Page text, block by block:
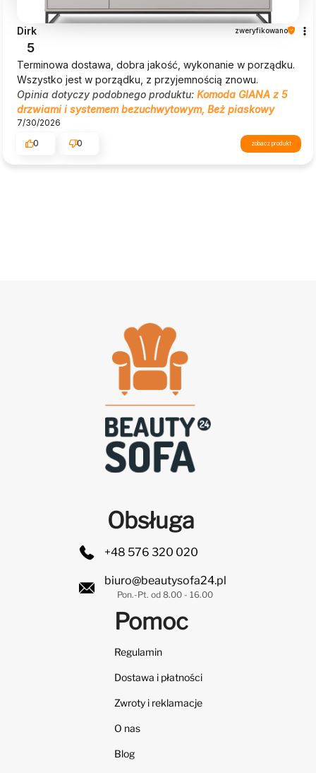
Dirk zweryfikowano
5
Terminowa dostawa, dobra jakość, wykonanie w porządku.
Wszystko jest w porządku, z przyjemnością znowu.
Opinia dotyczy podobnego produktu: Komoda GIANA z 5
drzwiami i systemem bezuchwytowym, Beż piaskowy
7/30/2026
0
0 zobacz produkt
Obsługa
+48 576 320 020
biuro@beautysofa24.pl
Pon.-Pt. od 8.00 - 16.00
Pomoc
Regulamin
Dostawa i płatności
Zwroty i reklamacje
O nas
Blog